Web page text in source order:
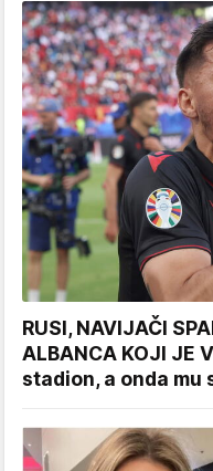
RUSI, NAVIJAČI
ALBANCA KOJI JE
stadion, a onda mu